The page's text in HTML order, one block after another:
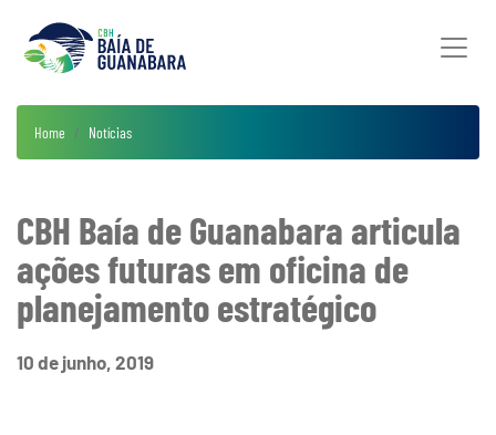
Home Notícias
CBH Baía de Guanabara articula
ações futuras em oficina de
planejamento estratégico
10 de junho, 2019